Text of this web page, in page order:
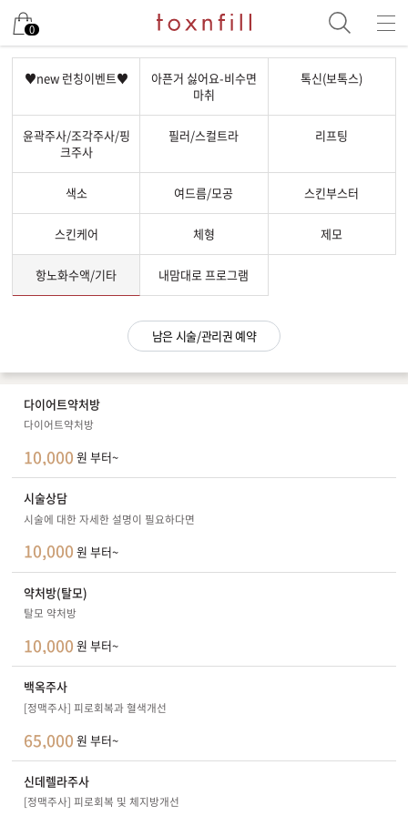
0
♥new 런칭이벤트♥
아픈거 싫어요-비수면
마취
톡신(보톡스)
윤곽주사/조각주사/핑
크주사
필러/스컬트라 리프팅
색소 여드름/모공 스킨부스터
스킨케어 체형 제모
항노화수액/기타 내맘대로 프로그램
남은 시술/관리권 예약
다이어트약처방
다이어트약처방
10,000 원 부터~
시술상담
시술에 대한 자세한 설명이 필요하다면
10,000 원 부터~
약처방(탈모)
탈모 약처방
10,000 원 부터~
백옥주사
[정맥주사] 피로회복과 혈색개선
65,000 원 부터~
신데렐라주사
[정맥주사] 피로회복 및 체지방개선
남은 시술/관리권 예약
남은 시술/관리권 종류 선택
색소
여드름/모공
스킨부스터
스킨케어
체형